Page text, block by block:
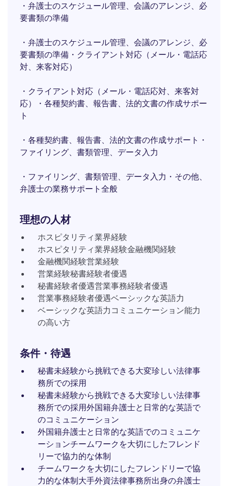
・弁護士のスケジュール管理、会議のアレンジ、必
要書類の準備
・弁護士のスケジュール管理、会議のアレンジ、必
要書類の準備・クライアント対応（メール・電話応
対、来客対応）
・クライアント対応（メール・電話応対、来客対
応）・各種契約書、報告書、法的文書の作成サポー
ト
・各種契約書、報告書、法的文書の作成サポート・
ファイリング、書類管理、データ入力
・ファイリング、書類管理、データ入力・その他、
弁護士の業務サポート全般
理想の人材
ホスピタリティ業界経験
ホスピタリティ業界経験金融機関経験
金融機関経験営業経験
営業経験秘書経験者優遇
秘書経験者優遇営業事務経験者優遇
営業事務経験者優遇ベーシックな英語力
ベーシックな英語力コミュニケーション能力
の高い方
条件・待遇
秘書未経験から挑戦できる大変珍しい法律事
務所での採用
秘書未経験から挑戦できる大変珍しい法律事
務所での採用外国籍弁護士と日常的な英語で
のコミュニケーション
外国籍弁護士と日常的な英語でのコミュニケ
ーションチームワークを大切にしたフレンド
リーで協力的な体制
チームワークを大切にしたフレンドリーで協
力的な体制大手外資法律事務所出身の弁護士